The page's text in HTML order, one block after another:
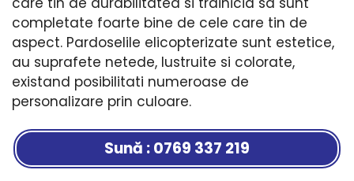
completate foarte bine de cele care tin de
aspect. Pardoselile elicopterizate sunt estetice,
au suprafete netede, lustruite si colorate,
existand posibilitati numeroase de
personalizare prin culoare.
Sună : 0769 337 219